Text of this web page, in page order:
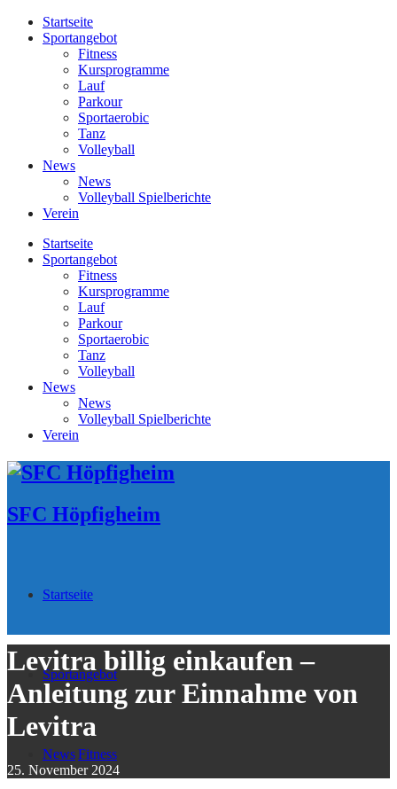
Startseite
Sportangebot
Fitness
Kursprogramme
Lauf
Parkour
Sportaerobic
Tanz
Volleyball
News
News
Volleyball Spielberichte
Verein
Startseite
Sportangebot
Fitness
Kursprogramme
Lauf
Parkour
Sportaerobic
Tanz
Volleyball
News
News
Volleyball Spielberichte
Verein
SFC Höpfigheim
Startseite
Sportangebot
Fitness
News
Levitra billig einkaufen –
Anleitung zur Einnahme von
Levitra
25. November 2024